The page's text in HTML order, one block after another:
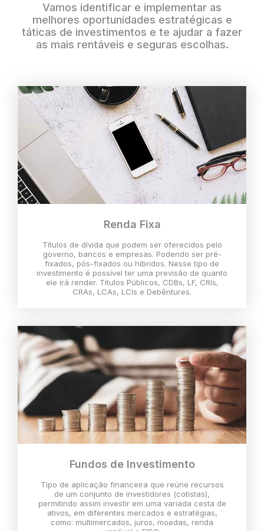
Vamos identificar e implementar as
melhores oportunidades estratégicas e
táticas de investimentos e te ajudar a fazer
as mais rentáveis e seguras escolhas.
Renda Fixa
Títulos de dívida que podem ser oferecidos pelo
governo, bancos e empresas. Podendo ser pré-
fixados, pós-fixados ou híbridos. Nesse tipo de
investimento é possível ter uma previsão de quanto
ele irá render. Títulos Públicos, CDBs, LF, CRIs,
CRAs, LCAs, LCIs e Debêntures.
Fundos de Investimento
Tipo de aplicação financeira que reúne recursos
de um conjunto de investidores (cotistas),
permitindo assim investir em uma variada cesta de
ativos, em diferentes mercados e estratégias,
como: multimercados, juros, moedas, renda